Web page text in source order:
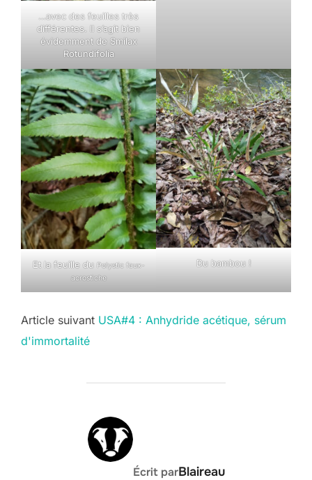
…avec des feuilles très
différentes. Il s’agit bien
évidemment de Smilax
Rotundifolia
Et la feuille du Polystic faux-
acrostiche
Du bambou !
Post
navigation
Article suivant USA#4 : Anhydride acétique, sérum
d'immortalité
AUTEUR DE LA PUBLICATION
Écrit parBlaireau